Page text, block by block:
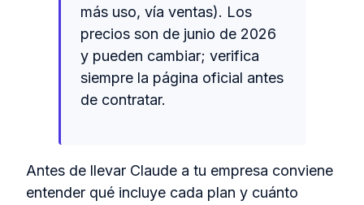
más uso, vía ventas). Los
precios son de junio de 2026
y pueden cambiar; verifica
siempre la página oficial antes
de contratar.
Antes de llevar Claude a tu empresa conviene
entender qué incluye cada plan y cuánto